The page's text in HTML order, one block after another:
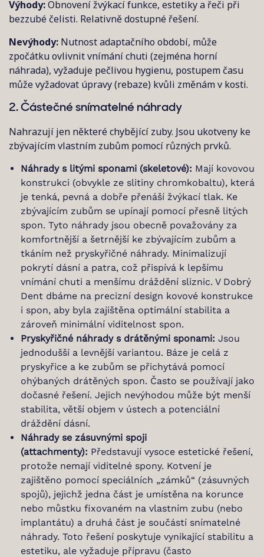
Výhody:Obnovení žvýkací funkce, estetiky a řeči při
bezzubé čelisti. Relativně dostupné řešení.
Nevýhody: Nutnost adaptačního období, může
zpočátku ovlivnit vnímání chuti (zejména horní
náhrada), vyžaduje pečlivou hygienu, postupem času
může vyžadovat úpravy (rebaze) kvůli změnám v kosti.
2. Částečné snímatelné náhrady
Nahrazují jen některé chybějící zuby. Jsou ukotveny ke
zbývajícím vlastním zubům pomocí různých prvků.
Náhrady s litými sponami (skeletové): Mají kovovou
konstrukci (obvykle ze slitiny chromkobaltu), která
je tenká, pevná a dobře přenáší žvýkací tlak. Ke
zbývajícím zubům se upínají pomocí přesně litých
spon. Tyto náhrady jsou obecně považovány za
komfortnější a šetrnější ke zbývajícím zubům a
tkáním než pryskyřičné náhrady. Minimalizují
pokrytí dásní a patra, což přispívá k lepšímu
vnímání chuti a menšímu dráždění sliznic. V Dobrý
Dent dbáme na precizní design kovové konstrukce
i spon, aby byla zajištěna optimální stabilita a
zároveň minimální viditelnost spon.
Pryskyřičné náhrady s drátěnými sponami: Jsou
jednodušší a levnější variantou. Báze je celá z
pryskyřice a ke zubům se přichytává pomocí
ohýbaných drátěných spon. Často se používají jako
dočasné řešení. Jejich nevýhodou může být menší
stabilita, větší objem v ústech a potenciální
dráždění dásní.
Náhrady se zásuvnými spoji
(attachmenty): Představují vysoce estetické řešení,
protože nemají viditelné spony. Kotvení je
zajištěno pomocí speciálních „zámků“ (zásuvných
spojů), jejichž jedna část je umístěna na korunce
nebo můstku fixovaném na vlastním zubu (nebo
implantátu) a druhá část je součástí snímatelné
náhrady. Toto řešení poskytuje vynikající stabilitu a
estetiku, ale vyžaduje přípravu (často